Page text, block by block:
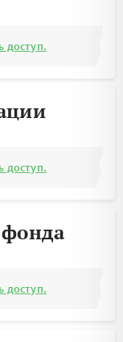
доступ.
доступ.
доступ.